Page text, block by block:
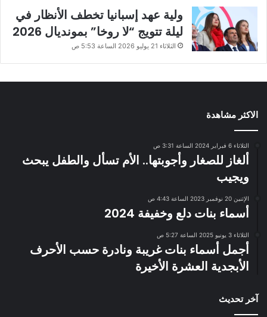
ولية عهد إسبانيا تخطف الأنظار في
ليلة تتويج “لا روخا” بمونديال 2026
الثلاثاء 21 يوليو 2026 الساعة 5:53 ص
الاكثر مشاهدة
الثلاثاء 6 فبراير 2024 الساعة 3:31 ص
ألغاز للصغار وأجوبتها.. الأم تسأل والطفل يبحث
ويجيب
الإثنين 20 نوفمبر 2023 الساعة 4:43 ص
أسماء بنات دلع وخفيفة 2024
الثلاثاء 3 يونيو 2025 الساعة 5:27 ص
أجمل أسماء بنات غريبة ونادرة حسب الأحرف
الأبجدية العشرة الأخيرة
آخر تحديث